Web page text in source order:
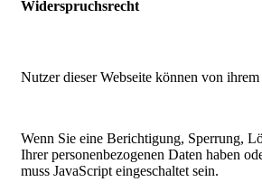
Widerspruchsrecht
Nutzer dieser Webseite können von
Wenn Sie eine Berichtigung, Sperrung,
Ihrer personenbezogenen Daten haben
muss JavaScript eingeschaltet sein.